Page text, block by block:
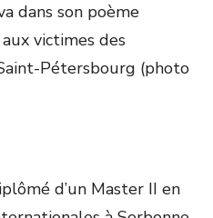
dans son poème
victimes des
Pétersbourg (photo
d’un Master II en